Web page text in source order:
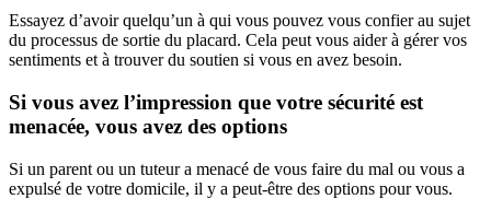
Essayez d’avoir quelqu’un à qui vous pouvez vous confier au sujet
du processus de sortie du placard. Cela peut vous aider à gérer vos
sentiments et à trouver du soutien si vous en avez besoin.
Si vous avez l’impression que votre sécurité est
menacée, vous avez des options
Si un parent ou un tuteur a menacé de vous faire du mal ou vous a
expulsé de votre domicile, il y a peut-être des options pour vous.